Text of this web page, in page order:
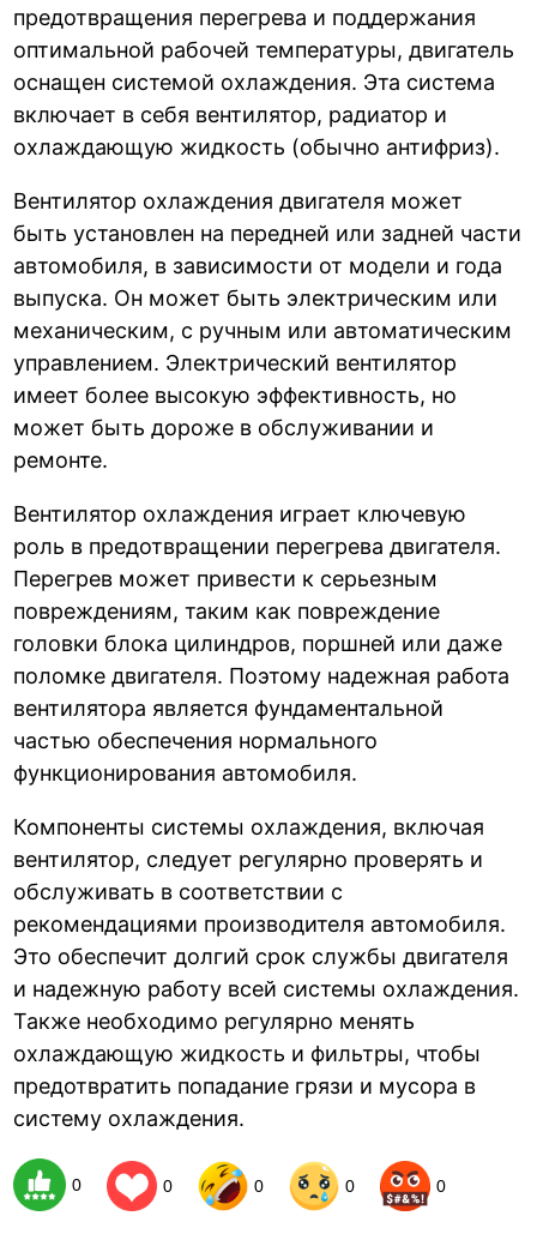
предотвращения перегрева и поддержания
оптимальной рабочей температуры, двигатель
оснащен системой охлаждения. Эта система
включает в себя вентилятор, радиатор и
охлаждающую жидкость (обычно антифриз).
Вентилятор охлаждения двигателя может
быть установлен на передней или задней части
автомобиля, в зависимости от модели и года
выпуска. Он может быть электрическим или
механическим, с ручным или автоматическим
управлением. Электрический вентилятор
имеет более высокую эффективность, но
может быть дороже в обслуживании и
ремонте.
Вентилятор охлаждения играет ключевую
роль в предотвращении перегрева двигателя.
Перегрев может привести к серьезным
повреждениям, таким как повреждение
головки блока цилиндров, поршней или даже
поломке двигателя. Поэтому надежная работа
вентилятора является фундаментальной
частью обеспечения нормального
функционирования автомобиля.
Компоненты системы охлаждения, включая
вентилятор, следует регулярно проверять и
обслуживать в соответствии с
рекомендациями производителя автомобиля.
Это обеспечит долгий срок службы двигателя
и надежную работу всей системы охлаждения.
Также необходимо регулярно менять
охлаждающую жидкость и фильтры, чтобы
предотвратить попадание грязи и мусора в
систему охлаждения.
0 0 0 0 0